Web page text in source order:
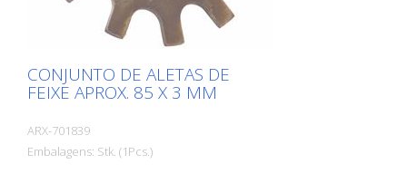
CONJUNTO DE ALETAS DE
FEIXE APROX. 85 X 3 MM
ARX-701839
Embalagens: Stk. (1Pcs.)